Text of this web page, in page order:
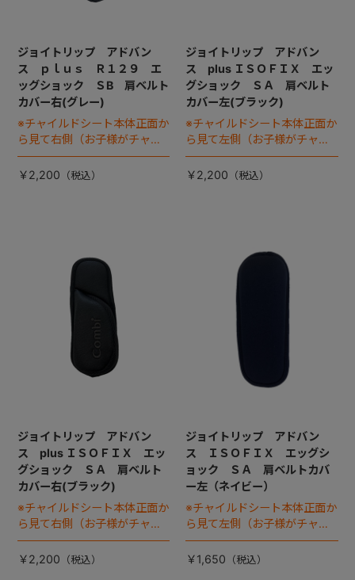
ジョイトリップ アドバン
ス ｐｌｕｓ Ｒ１２９ エ
ッグショック ＳB 肩ベルト
カバー右(グレー)
※チャイルドシート本体正面か
ら見て右側（お子様がチャイ
ルドシートに座った状態で左
手側となります）
￥2,200
ジョイトリップ アドバン
ス plus ＩＳＯＦＩＸ エッ
グショック ＳＡ 肩ベルト
カバー左(ブラック)
※チャイルドシート本体正面か
ら見て左側（お子様がチャイ
ルドシートに座った状態で右
手側となります）
￥2,200
ジョイトリップ アドバン
ス plus ＩＳＯＦＩＸ エッ
グショック ＳＡ 肩ベルト
カバー右(ブラック)
※チャイルドシート本体正面か
ら見て右側（お子様がチャイ
ルドシートに座った状態で左
手側となります）
￥2,200
ジョイトリップ アドバン
ス ＩＳＯＦＩＸ エッグシ
ョック ＳＡ 肩ベルトカバ
ー左（ネイビー）
※チャイルドシート本体正面か
ら見て左側（お子様がチャイ
ルドシートに座った状態で右
手側となります）
￥1,650